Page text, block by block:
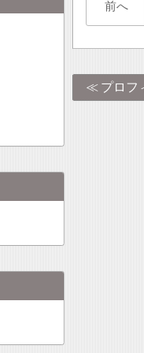
前へ
プロフ